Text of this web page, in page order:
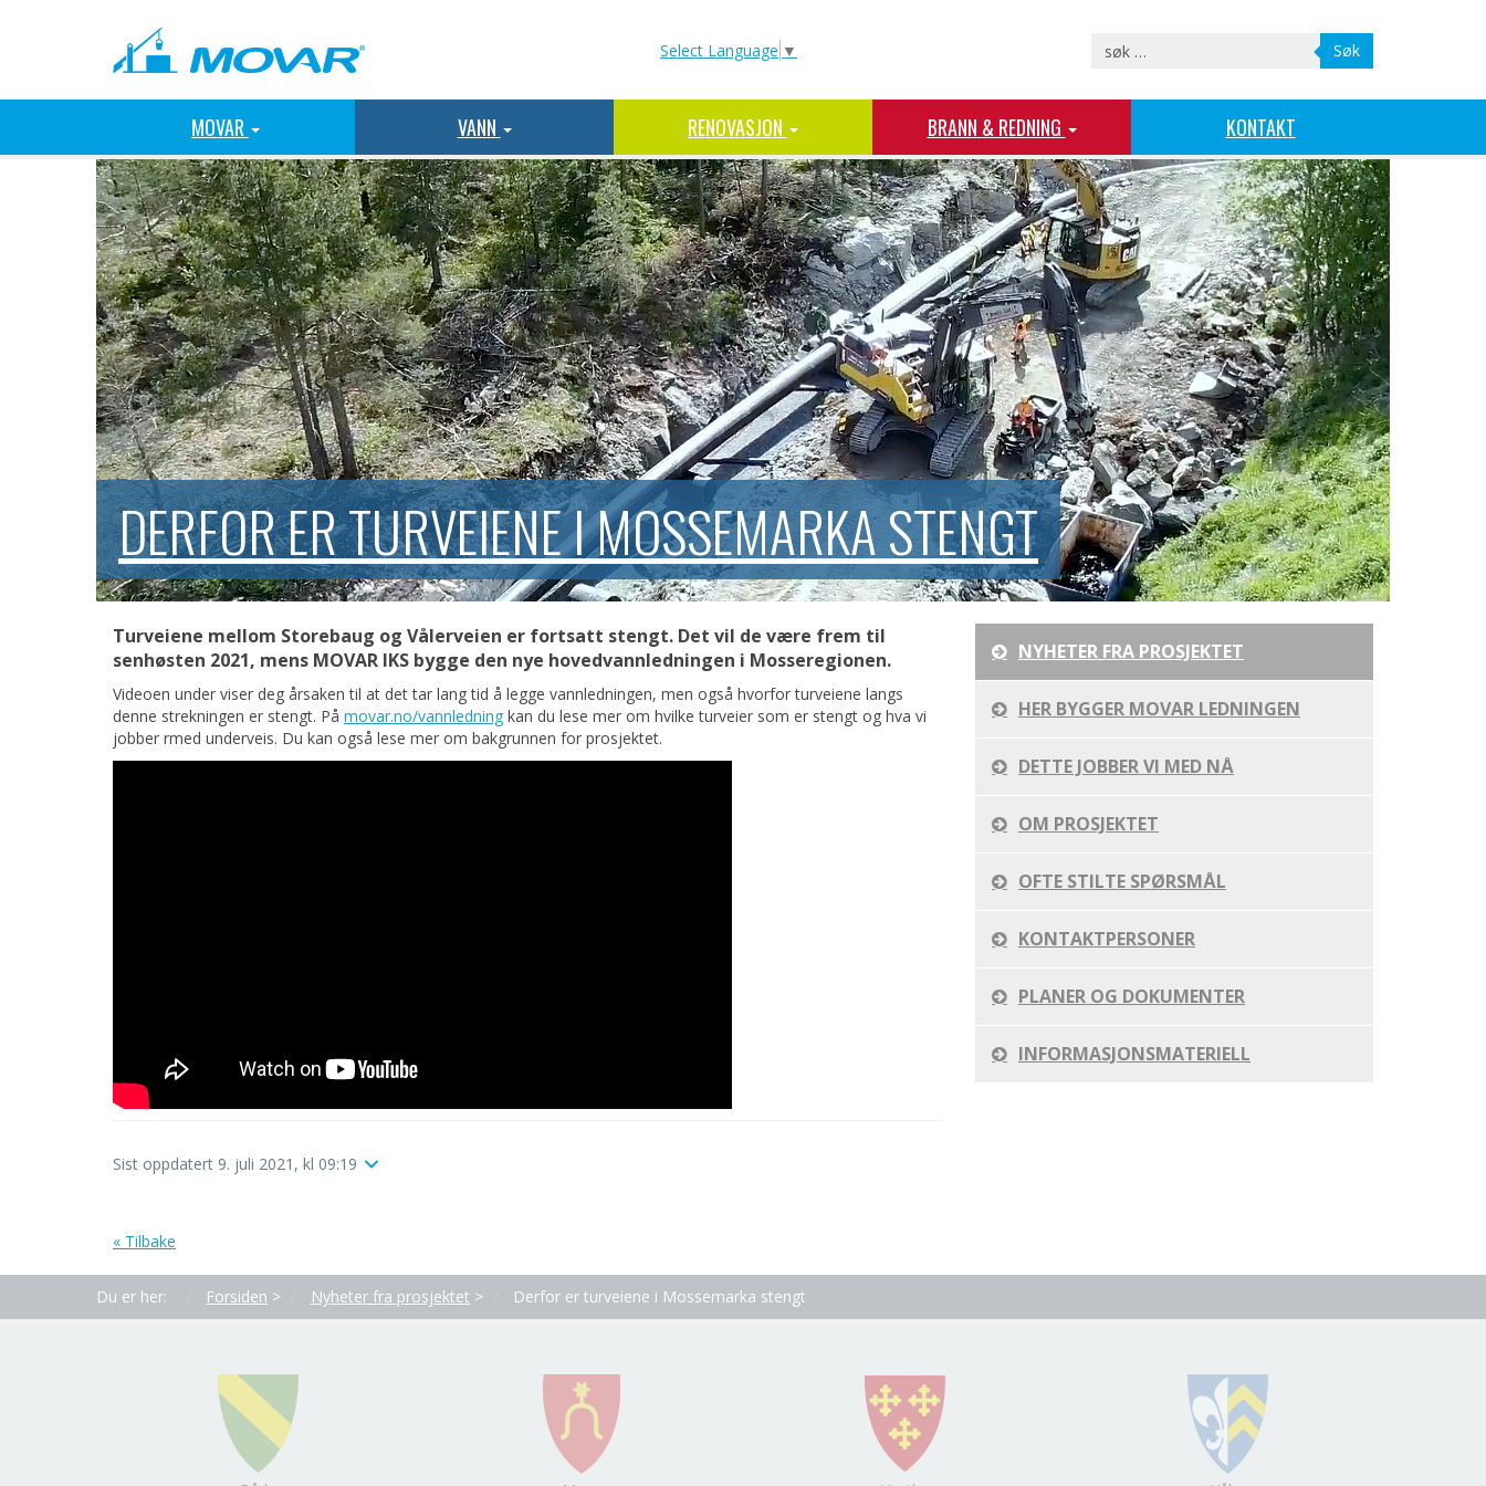
Select Language ▼ Søk
MOVAR VANN RENOVASJON BRANN & REDNING KONTAKT
DERFOR ER TURVEIENE I MOSSEMARKA STENGT
Turveiene mellom Storebaug og Vålerveien er fortsatt stengt. Det vil de være frem til
senhøsten 2021, mens MOVAR IKS bygge den nye hovedvannledningen i Mosseregionen.
Videoen under viser deg årsaken til at det tar lang tid å legge vannledningen, men også hvorfor turveiene langs
denne strekningen er stengt. På movar.no/vannledning kan du lese mer om hvilke turveier som er stengt og hva vi
jobber rmed underveis. Du kan også lese mer om bakgrunnen for prosjektet.
Sist oppdatert 9. juli 2021, kl 09:19
« Tilbake
NYHETER FRA PROSJEKTET
HER BYGGER MOVAR LEDNINGEN
DETTE JOBBER VI MED NÅ
OM PROSJEKTET
OFTE STILTE SPØRSMÅL
KONTAKTPERSONER
PLANER OG DOKUMENTER
INFORMASJONSMATERIELL
Du er her: Forsiden > Nyheter fra prosjektet > Derfor er turveiene i Mossemarka stengt